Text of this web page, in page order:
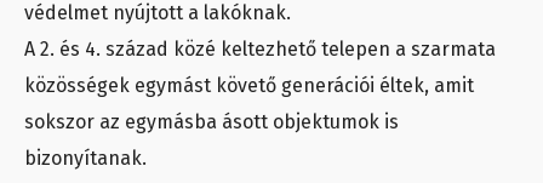
védelmet nyújtott a lakóknak.
A 2. és 4. század közé keltezhető telepen a szarmata
közösségek egymást követő generációi éltek, amit
sokszor az egymásba ásott objektumok is
bizonyítanak.